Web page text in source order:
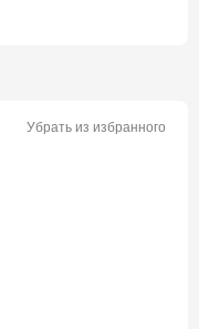
Убрать из избранного